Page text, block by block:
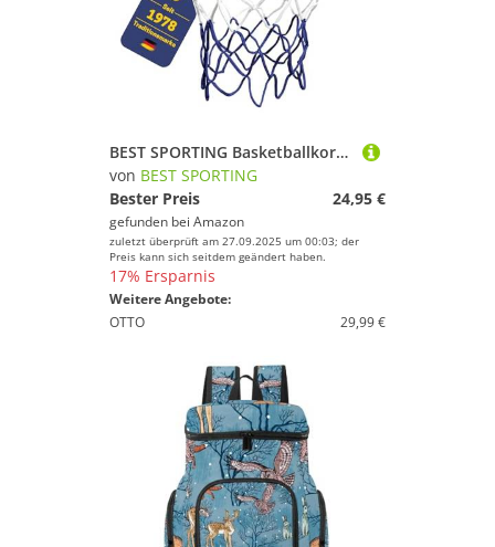
BEST SPORTING Basketballkorb Outdoor Wandmontage Ø 45 cm – Stabiler Stahlkorb mit Netz – Optional mit Ball & Pumpe – Für Kinder & Erwachsene – Basketball Korb für Garten & Hof (Basketballkorb)
von BEST SPORTING
Bester Preis
24,95 €
gefunden bei Amazon
zuletzt überprüft am 27.09.2025 um 00:03; der
Preis kann sich seitdem geändert haben.
17% Ersparnis
Weitere Angebote:
OTTO
29,99 €